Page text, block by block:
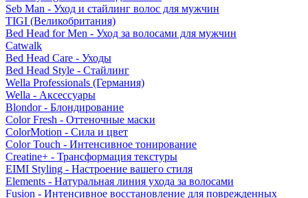
Seb Man - Уход и стайлинг волос для мужчин
TIGI (Великобритания)
Bed Head for Men - Уход за волосами для мужчин
Catwalk
Bed Head Care - Уходы
Bed Head Style - Стайлинг
Wella Professionals (Германия)
Wella - Аксессуары
Blondor - Блондирование
Color Fresh - Оттеночные маски
ColorMotion - Сила и цвет
Color Touch - Интенсивное тонирование
Creatine+ - Трансформация текстуры
EIMI Styling - Настроение вашего стиля
Elements - Натуральная линия ухода за волосами
Fusion - Интенсивное восстановление для поврежденных